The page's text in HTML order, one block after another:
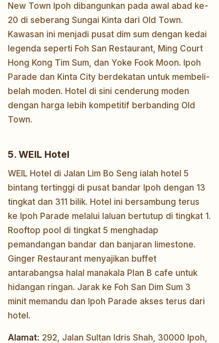
New Town Ipoh dibangunkan pada awal abad ke-
20 di seberang Sungai Kinta dari Old Town.
Kawasan ini menjadi pusat dim sum dengan kedai
legenda seperti Foh San Restaurant, Ming Court
Hong Kong Tim Sum, dan Yoke Fook Moon. Ipoh
Parade dan Kinta City berdekatan untuk membeli-
belah moden. Hotel di sini cenderung moden
dengan harga lebih kompetitif berbanding Old
Town.
5. WEIL Hotel
WEIL Hotel di Jalan Lim Bo Seng ialah hotel 5
bintang tertinggi di pusat bandar Ipoh dengan 13
tingkat dan 311 bilik. Hotel ini bersambung terus
ke Ipoh Parade melalui laluan bertutup di tingkat 1.
Rooftop pool di tingkat 5 menghadap
pemandangan bandar dan banjaran limestone.
Ginger Restaurant menyajikan buffet
antarabangsa halal manakala Plan B cafe untuk
hidangan ringan. Jarak ke Foh San Dim Sum 3
minit memandu dan Ipoh Parade akses terus dari
hotel.
Alamat: 292, Jalan Sultan Idris Shah, 30000 Ipoh,